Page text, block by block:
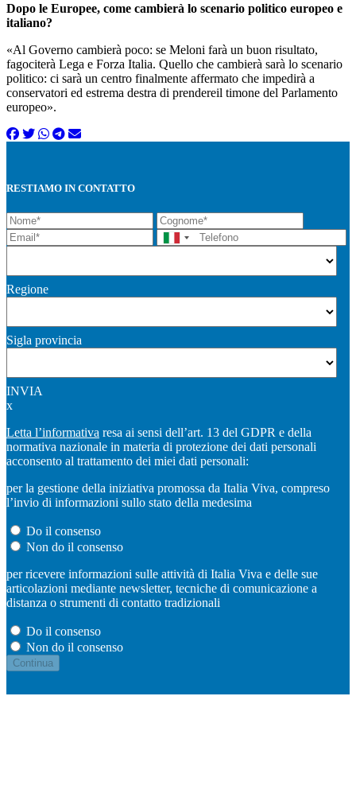
Dopo le Europee, come cambierà lo scenario politico europeo e
italiano?
«Al Governo cambierà poco: se Meloni farà un buon risultato,
fagociterà Lega e Forza Italia. Quello che cambierà sarà lo scenario
politico: ci sarà un centro finalmente affermato che impedirà a
conservatori ed estrema destra di prendereil timone del Parlamento
europeo».
RESTIAMO IN CONTATTO
Regione
Sigla provincia
INVIA
x
Letta l’informativa resa ai sensi dell’art. 13 del GDPR e della
normativa nazionale in materia di protezione dei dati personali
acconsento al trattamento dei miei dati personali:
per la gestione della iniziativa promossa da Italia Viva, compreso
l’invio di informazioni sullo stato della medesima
Do il consenso
Non do il consenso
per ricevere informazioni sulle attività di Italia Viva e delle sue
articolazioni mediante newsletter, tecniche di comunicazione a
distanza o strumenti di contatto tradizionali
Do il consenso
Non do il consenso